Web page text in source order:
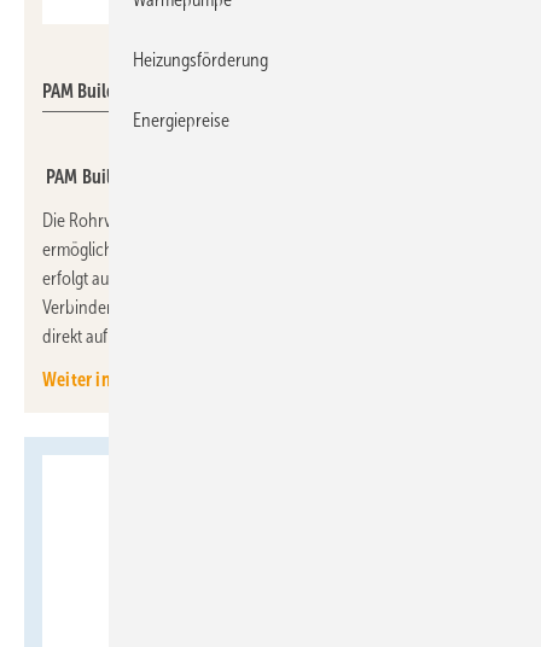
PAM Building: Reparaturverbindung PAM Global Rep Inox.
PAM Building: Reparaturverbindung für Gussrohre
Die Rohrverbindung PAM Global Rep Inox von PAM Building
ermöglicht Reparaturen an Gussrohrsystemen. Die Montage
erfolgt auf engstem Raum und ähnelt dem bekannten CV-
Verbinder. Eine vormontierte Schraube lässt sich einklicken und
direkt auf Block anziehen.
Weiter informieren
Heizungsförderung
Energiepreise